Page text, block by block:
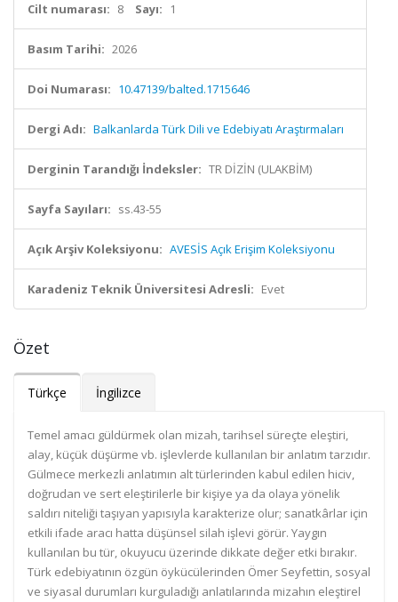
Cilt numarası: 8 Sayı: 1
Basım Tarihi: 2026
Doi Numarası: 10.47139/balted.1715646
Dergi Adı: Balkanlarda Türk Dili ve Edebiyatı Araştırmaları
Derginin Tarandığı İndeksler: TR DİZİN (ULAKBİM)
Sayfa Sayıları: ss.43-55
Açık Arşiv Koleksiyonu: AVESİS Açık Erişim Koleksiyonu
Karadeniz Teknik Üniversitesi Adresli: Evet
Özet
Türkçe İngilizce
Temel amacı güldürmek olan mizah, tarihsel süreçte eleştiri,
alay, küçük düşürme vb. işlevlerde kullanılan bir anlatım tarzıdır.
Gülmece merkezli anlatımın alt türlerinden kabul edilen hiciv,
doğrudan ve sert eleştirilerle bir kişiye ya da olaya yönelik
saldırı niteliği taşıyan yapısıyla karakterize olur; sanatkârlar için
etkili ifade aracı hatta düşünsel silah işlevi görür. Yaygın
kullanılan bu tür, okuyucu üzerinde dikkate değer etki bırakır.
Türk edebiyatının özgün öykücülerinden Ömer Seyfettin, sosyal
ve siyasal durumları kurguladığı anlatılarında mizahın eleştirel